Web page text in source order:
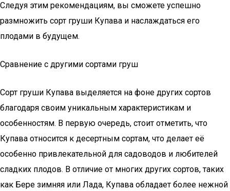
Следуя этим рекомендациям, вы сможете успешно
размножить сорт груши Купава и наслаждаться его
плодами в будущем.
Сравнение с другими сортами груш
Сорт груши Купава выделяется на фоне других сортов
благодаря своим уникальным характеристикам и
особенностям. В первую очередь, стоит отметить, что
Купава относится к десертным сортам, что делает её
особенно привлекательной для садоводов и любителей
сладких плодов. В отличие от многих других сортов, таких
как Бере зимняя или Лада, Купава обладает более нежной